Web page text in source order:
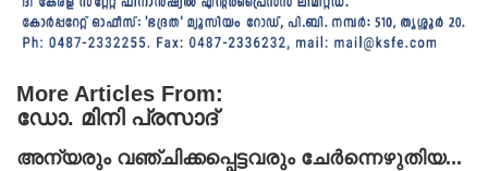
More Articles From:
ഡോ. മിനി പ്രസാദ്
അന്യരും വഞ്ചിക്കപ്പെട്ടവരും ചേര്‍ന്നെഴുതിയ...